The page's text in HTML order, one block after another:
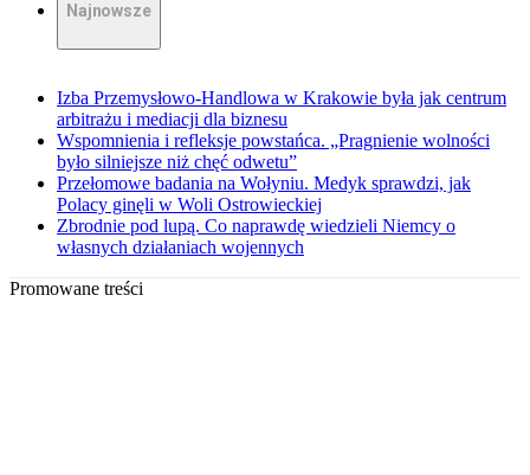
Najnowsze
Izba Przemysłowo-Handlowa w Krakowie była jak centrum
arbitrażu i mediacji dla biznesu
Wspomnienia i refleksje powstańca. „Pragnienie wolności
było silniejsze niż chęć odwetu”
Przełomowe badania na Wołyniu. Medyk sprawdzi, jak
Polacy ginęli w Woli Ostrowieckiej
Zbrodnie pod lupą. Co naprawdę wiedzieli Niemcy o
własnych działaniach wojennych
Promowane treści